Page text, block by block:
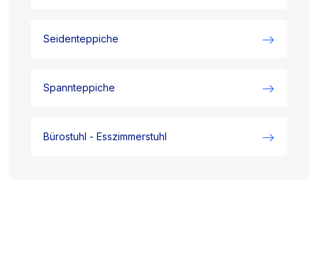
Seidenteppiche
Spannteppiche
Bürostuhl - Esszimmerstuhl